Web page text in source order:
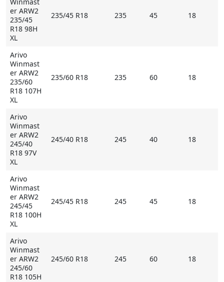
er ARW2
235/45
R18 98H
XL
235/45 R18 235 45 18
Arivo
Winmast
er ARW2
235/60
R18 107H
XL
235/60 R18 235 60 18
Arivo
Winmast
er ARW2
245/40
R18 97V
XL
245/40 R18 245 40 18
Arivo
Winmast
er ARW2
245/45
R18 100H
XL
245/45 R18 245 45 18
Arivo
Winmast
er ARW2
245/60
R18 105H
245/60 R18 245 60 18